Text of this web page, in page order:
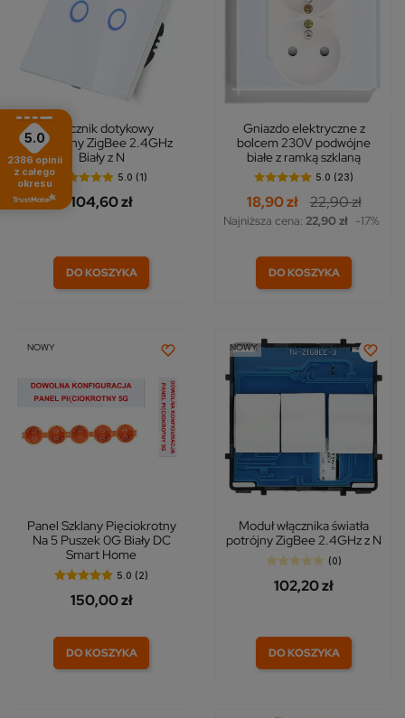
Włącznik dotykowy
podwójny ZigBee 2.4GHz
Biały z N
5.0 (1)
104,60 zł
DO KOSZYKA
Gniazdo elektryczne z
bolcem 230V podwójne
białe z ramką szklaną
5.0 (23)
18,90 zł 22,90 zł
Najniższa cena: 22,90 zł -17%
DO KOSZYKA
NOWY
Panel Szklany Pięciokrotny
Na 5 Puszek 0G Biały DC
Smart Home
5.0 (2)
150,00 zł
DO KOSZYKA
NOWY
Moduł włącznika światła
potrójny ZigBee 2.4GHz z N
(0)
102,20 zł
DO KOSZYKA
5.0
2386 opinii
z całego
okresu